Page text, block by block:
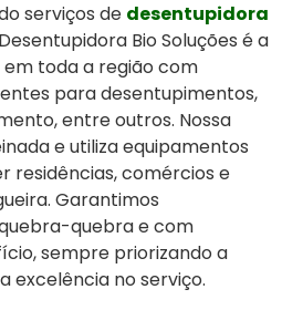
serviços de desentupidora
Bio Soluções é a
toda a região com
para desentupimentos,
entre outros. Nossa
e utiliza equipamentos
residências, comércios e
Garantimos
quebra e com
sempre priorizando a
excelência no serviço.